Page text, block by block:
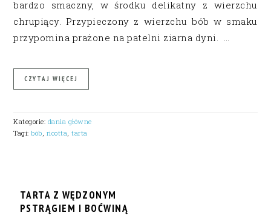
bardzo smaczny, w środku delikatny z wierzchu
chrupiący. Przypieczony z wierzchu bób w smaku
przypomina prażone na patelni ziarna dyni. …
CZYTAJ WIĘCEJ
Kategorie: dania główne
Tagi:bób ricotta ,tarta
TARTA Z WĘDZONYM
PSTRĄGIEM I BOĆWINĄ